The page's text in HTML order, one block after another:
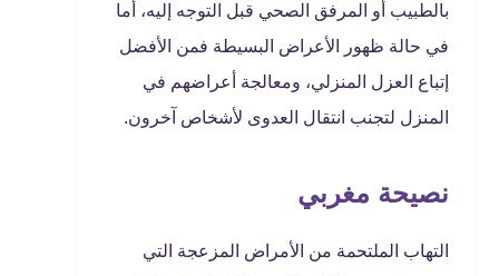
بالطبيب أو المرفق الصحي قبل التوجه إليه، أما
في حالة ظهور الأعراض البسيطة فمن الأفضل
إتباع العزل المنزلي، ومعالجة أعراضهم في
المنزل لتجنب انتقال العدوى لأشخاص آخرون.
نصيحة مغربي
التهاب الملتحمة من الأمراض المزعجة التي